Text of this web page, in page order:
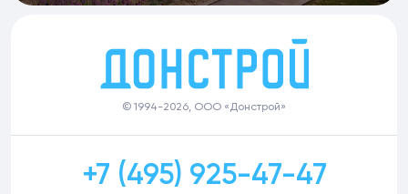
© 1994-2026, ООО «Донстрой»
+7 (495) 925-47-47